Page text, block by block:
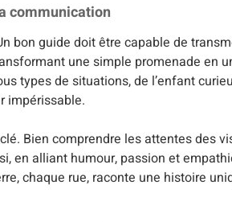
communication
bon guide doit être capable de
une simple promenade en
types de situations, de l’enfant
impérissable.
Bien comprendre les attentes des
en alliant humour, passion et
chaque rue, raconte une histoire